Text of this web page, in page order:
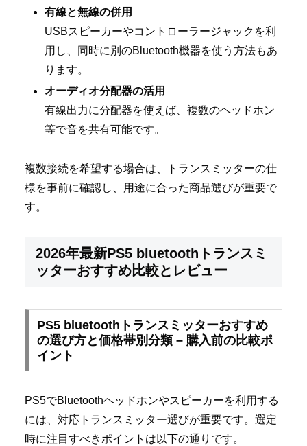
有線と無線の併用
USBスピーカーやコントローラージャックを利
用し、同時に別のBluetooth機器を使う方法もあ
ります。
オーディオ分配器の活用
有線出力に分配器を使えば、複数のヘッドホン
等で音を共有可能です。
複数接続を希望する場合は、トランスミッターの仕
様を事前に確認し、用途に合った商品選びが重要で
す。
2026年最新PS5 bluetoothトランスミ
ッターおすすめ比較とレビュー
PS5 bluetoothトランスミッターおすすめ
の選び方と価格帯別分類 – 購入前の比較ポ
イント
PS5でBluetoothヘッドホンやスピーカーを利用する
には、対応トランスミッター選びが重要です。選定
時に注目すべきポイントは以下の通りです。